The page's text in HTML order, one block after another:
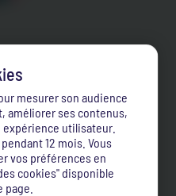
mesurer son audience
améliorer ses contenus,
utilisateur.
12 mois. Vous
vos préférences en
cookies" disponible